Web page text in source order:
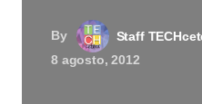
By
Staff
8 agosto, 2012